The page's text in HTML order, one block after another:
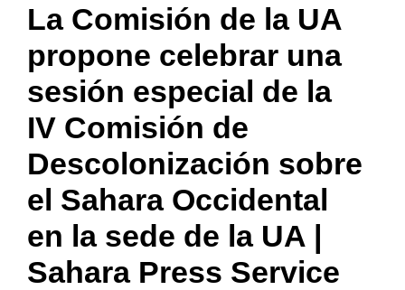
La Comisión de la UA
propone celebrar una
sesión especial de la
IV Comisión de
Descolonización sobre
el Sahara Occidental
en la sede de la UA |
Sahara Press Service